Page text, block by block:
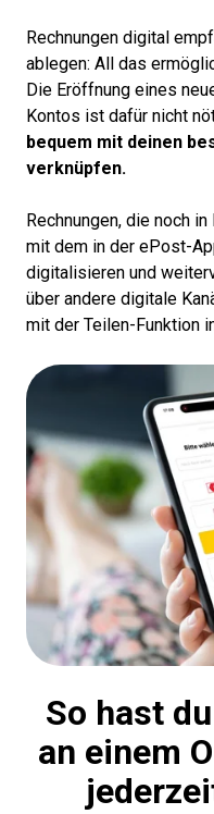
Rechnungen digital
ablegen: All das
Die Eröffnung eines
Kontos ist dafür nicht
bequem mit deinen
verknüpfen.
Rechnungen, die noch
mit dem in der ePost-
digitalisieren und
über andere digitale
mit der Teilen-Funktion
So hast
an einem